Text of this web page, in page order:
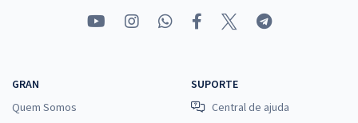
GRAN
Quem Somos
SUPORTE
Central de ajuda